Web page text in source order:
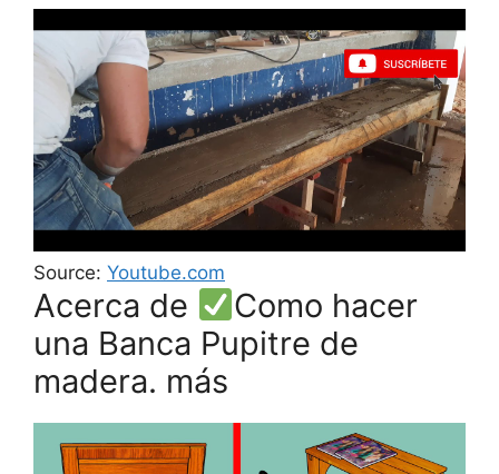
Source: Youtube.com
Acerca de
Como hacer
una Banca Pupitre de
madera. más